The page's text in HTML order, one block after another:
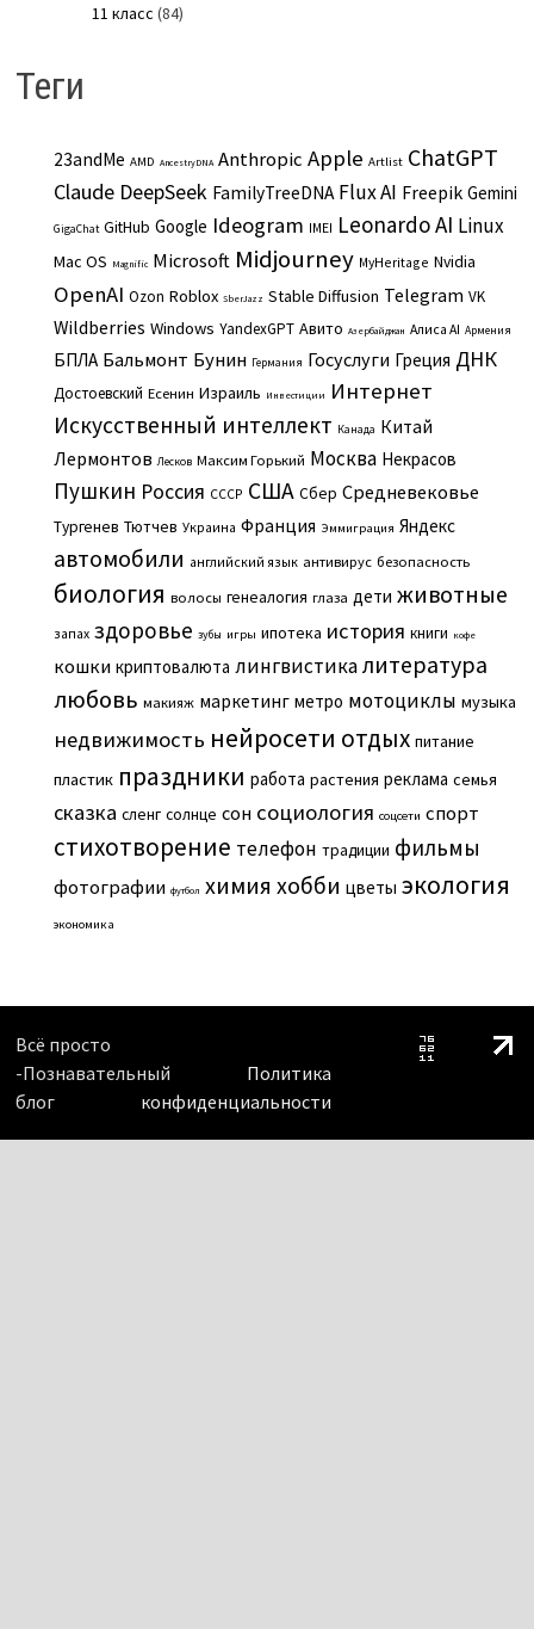
11 класс (84)
Теги
23andMe AMD AncestryDNA Anthropic Apple Artlist ChatGPT
Claude DeepSeek FamilyTreeDNA Flux AI Freepik Gemini
GigaChat GitHub Google Ideogram IMEI Leonardo AI Linux
Mac OS Magnific Microsoft Midjourney MyHeritage Nvidia
OpenAI Ozon Roblox SberJazz Stable Diffusion Telegram VK
Wildberries Windows YandexGPT Авито Азербайджан Алиса AI Армения
БПЛА Бальмонт Бунин Германия Госуслуги Греция ДНК
Достоевский Есенин Израиль Инвестиции Интернет
Искусственный интеллект Канада Китай
Лермонтов Лесков Максим Горький Москва Некрасов
Пушкин Россия СССР США Сбер Средневековье
Тургенев Тютчев Украина Франция Эммиграция Яндекс
автомобили английский язык антивирус безопасность
биология волосы генеалогия глаза дети животные
запах здоровье зубы игры ипотека история книги кофе
кошки криптовалюта лингвистикалитература
любовь макияж маркетинг метро мотоциклы музыка
недвижимость нейросети отдых питание
пластик праздники работа растения реклама семья
сказка сленг солнце сон социология соцсети спорт
стихотворение телефон традиции фильмы
фотографии футбол химия хобби цветы экология
экономика
Всё просто
-Познавательный
блог
Политика
конфиденциальности